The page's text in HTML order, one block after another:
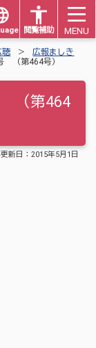
閲覧補助 MENU
聴
広報ましき
（第464号）
（第464
新日： 2015年5月1日